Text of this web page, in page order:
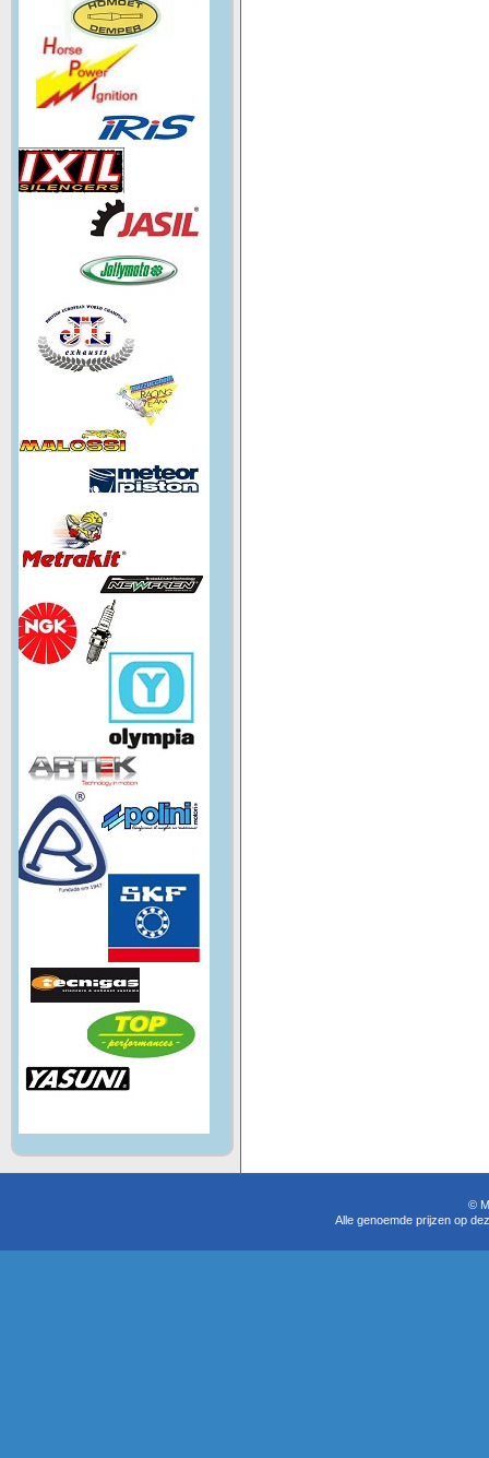
©
Alle genoemde prijzen op